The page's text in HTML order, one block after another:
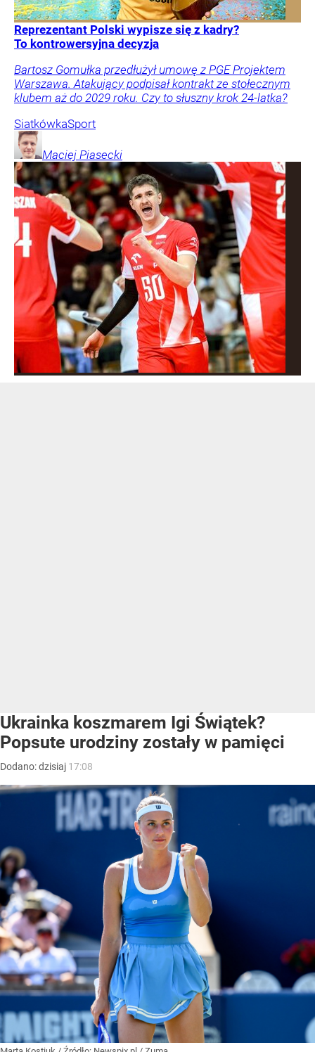
Reprezentant Polski wypisze się z kadry?
To kontrowersyjna decyzja
Bartosz Gomułka przedłużył umowę z PGE Projektem
Warszawa. Atakujący podpisał kontrakt ze stołecznym
klubem aż do 2029 roku. Czy to słuszny krok 24-latka?
SiatkówkaSport
Maciej Piasecki
Ukrainka koszmarem Igi Świątek?
Popsute urodziny zostały w pamięci
Dodano:dzisiaj 17:08